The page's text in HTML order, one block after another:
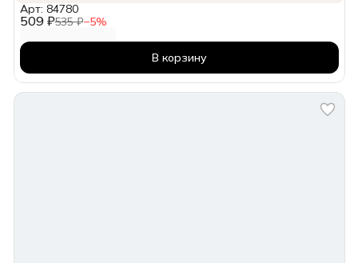
509 ₽535 ₽−5%
Арт: 84780
В корзину